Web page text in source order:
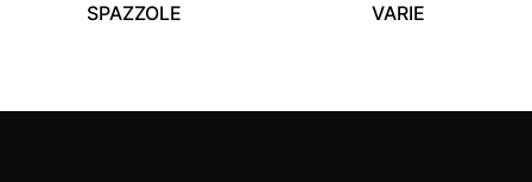
SPAZZOLE VARIE